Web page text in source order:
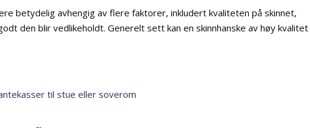
betydelig avhengig av flere faktorer, inkludert kvaliteten på skinnet,
den blir vedlikeholdt. Generelt sett kan en skinnhanske av høy